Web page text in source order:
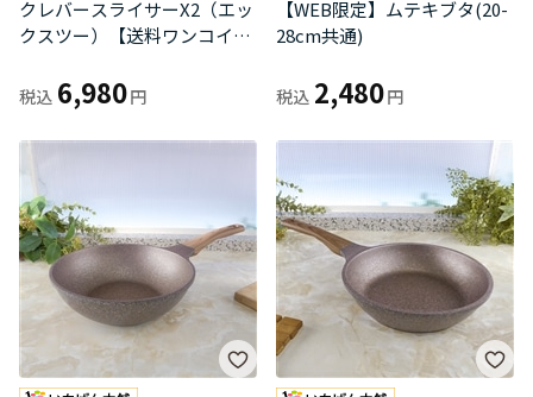
クレバースライサーX2（エッ
クスツー）【送料ワンコイ
6,980
【WEB限定】ムテキブタ(20-
28cm共通)
2,480